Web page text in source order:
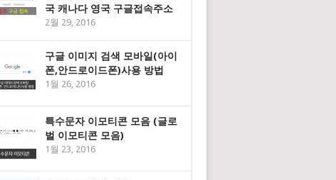
국 캐나다 영국 구글접속주소
2월 29, 2016
구글 이미지 검색 모바일(아이
폰,안드로이드폰)사용 방법
1월 26, 2016
특수문자 이모티콘 모음 (글로
벌 이모티콘 모음)
1월 23, 2016